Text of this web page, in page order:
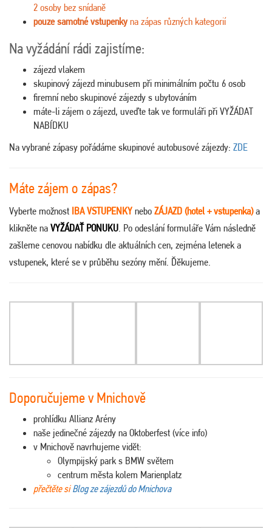
2 osoby bez snídaně
pouze samotné vstupenkyna zápas různých kategorií
Na vyžádání rádi zajistíme:
zájezd vlakem
skupinový zájezd minubusem při minimálním počtu 6 osob
firemní nebo skupinové zájezdy s ubytováním
máte-li zájem o zájezd, uveďte tak ve formuláři při VYŽÁDAT
NABÍDKU
Na vybrané zápasy pořádáme skupinové autobusové zájezdy: ZDE
Máte zájem o zápas?
Vyberte možnost IBA VSTUPENKY nebo ZÁJAZD (hotel + vstupenka)a
klikněte na VYŽÁDAŤ PONUKU. Po odeslání formuláře Vám následně
zašleme cenovou nabídku dle aktuálních cen, zejména letenek a
vstupenek, které se v průběhu sezóny mění. Ďěkujeme.
Doporučujeme v Mnichově
prohlídku Allianz Arény
naše jedinečné zájezdy na Oktoberfest (více info)
v Mnichově navrhujeme vidět:
Olympijský park s BMW světem
centrum města kolem Marienplatz
přečtěte si Blog ze zájezdů do Mnichova